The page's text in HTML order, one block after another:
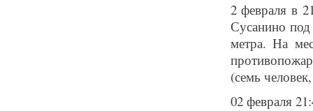
2 февраля в
Сусанино
метра. На
(семь
02 февраля